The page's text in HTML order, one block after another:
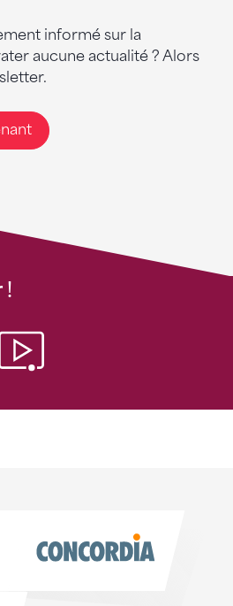
informé sur la
aucune actualité ? Alors
!